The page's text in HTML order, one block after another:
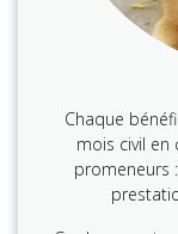
Chaque
mois civil
promeneurs